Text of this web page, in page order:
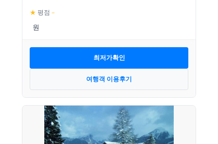
★ 평점 –
최저가확인
여행객 이용후기